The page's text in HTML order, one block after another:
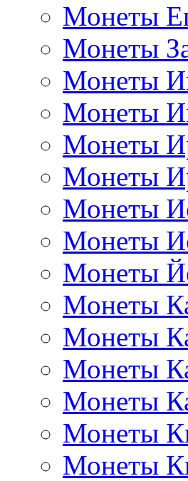
Монеты
Монеты
Монеты
Монеты
Монеты
Монеты
Монеты
Монеты
Монеты
Монеты
Монеты
Монеты
Монеты
Монеты
Монеты